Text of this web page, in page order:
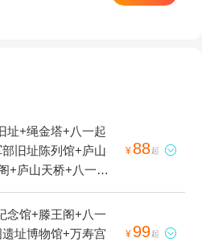
址+绳金塔+八一起
旧址陈列馆+庐山
+庐山天桥+八一广
南昌汉代海昏侯国
实景演出+南昌汉
游
¥ 88起 
念馆+滕王阁+八一
址博物馆+万寿宫
¥ 99起 